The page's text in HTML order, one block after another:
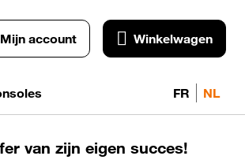
Mijn account Winkelwagen
FR NL
van zijn eigen succes!